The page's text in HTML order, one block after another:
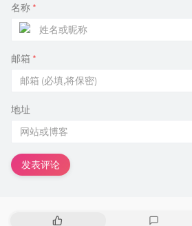
名称 *
邮箱 *
地址
发表评论
热